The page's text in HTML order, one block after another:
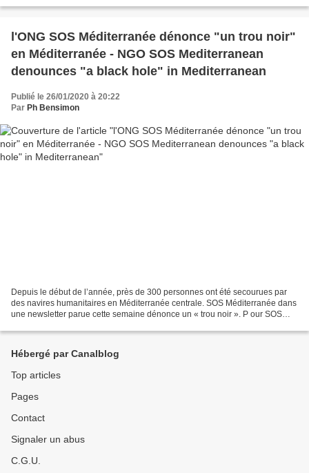
l'ONG SOS Méditerranée dénonce "un trou noir"
en Méditerranée - NGO SOS Mediterranean
denounces "a black hole" in Mediterranean
Publié le 26/01/2020 à 20:22
Par Ph Bensimon
Depuis le début de l’année, près de 300 personnes ont été secourues par
des navires humanitaires en Méditerranée centrale. SOS Méditerranée dans
une newsletter parue cette semaine dénonce un « trou noir ». P our SOS
Hébergé par Canalblog
Top articles
Pages
Contact
Signaler un abus
C.G.U.